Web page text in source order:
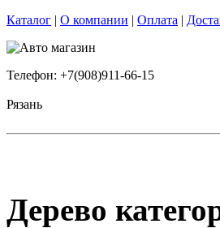
Каталог | О компании | Оплата |
Телефон: +7(908)911-66-15
Рязань
Дерево